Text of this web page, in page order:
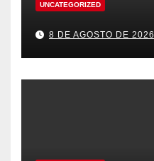
UNCATEGORIZED
8 DE AGOSTO DE 2026